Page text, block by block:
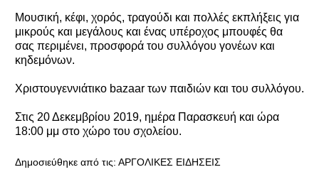
Μουσική, κέφι, χορός, τραγούδι και πολλές εκπλήξεις για
μικρούς και μεγάλους και ένας υπέροχος μπουφές θα
σας περιμένει, προσφορά του συλλόγου γονέων και
κηδεμόνων.
Χριστουγεννιάτικο bazaar των παιδιών και του συλλόγου.
Στις 20 Δεκεμβρίου 2019, ημέρα Παρασκευή και ώρα
18:00 μμ στο χώρο του σχολείου.
Δημοσιεύθηκε από τις: ΑΡΓΟΛΙΚΕΣ ΕΙΔΗΣΕΙΣ